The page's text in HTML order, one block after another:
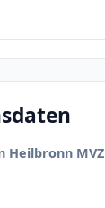
Heilbronn MVZ